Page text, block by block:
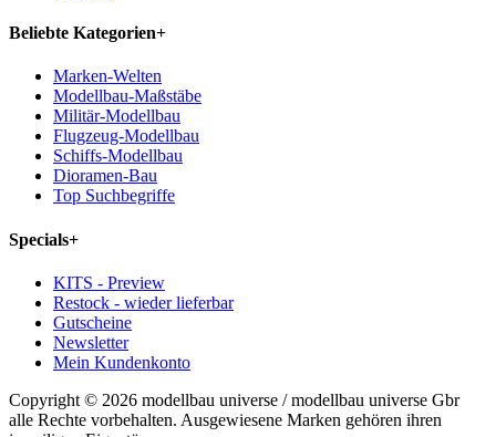
Beliebte Kategorien+
Marken-Welten
Modellbau-Maßstäbe
Militär-Modellbau
Flugzeug-Modellbau
Schiffs-Modellbau
Dioramen-Bau
Top Suchbegriffe
Specials+
KITS - Preview
Restock - wieder lieferbar
Gutscheine
Newsletter
Mein Kundenkonto
Copyright © 2026 modellbau universe / modellbau universe Gbr
alle Rechte vorbehalten. Ausgewiesene Marken gehören ihren